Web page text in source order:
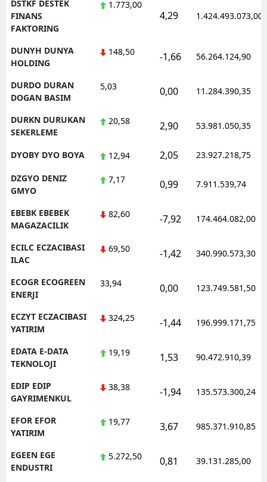
DSTKF DESTEK
FINANS
FAKTORING
1.773,00
4,29 1.424.493.073,00
DUNYH DUNYA
HOLDING
148,50 -1,66 56.264.124,90
DURDO DURAN
DOGAN BASIM
5,03 0,00 11.284.390,35
DURKN DURUKAN
SEKERLEME
20,58 2,90 53.981.050,35
DYOBY DYO BOYA 12,94 2,05 23.927.218,75
DZGYO DENIZ
GMYO
7,17 0,99 7.911.539,74
EBEBK EBEBEK
MAGAZACILIK
82,60 -7,92 174.464.082,00
ECILC ECZACIBASI
ILAC
69,50 -1,42 340.990.573,30
ECOGR ECOGREEN
ENERJI
33,94 0,00 123.749.581,50
ECZYT ECZACIBASI
YATIRIM
324,25 -1,44 196.999.171,75
EDATA E-DATA
TEKNOLOJI
19,19 1,53 90.472.910,39
EDIP EDIP
GAYRIMENKUL
38,38 -1,94 135.573.300,24
EFOR EFOR
YATIRIM
19,77 3,67 985.371.910,85
EGEEN EGE
ENDUSTRI
5.272,50 0,81 39.131.285,00